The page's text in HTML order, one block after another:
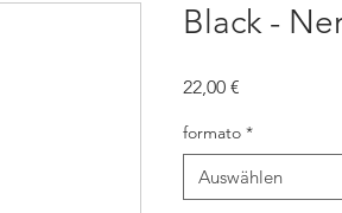
Black -
22,00 €
formato *
Auswählen